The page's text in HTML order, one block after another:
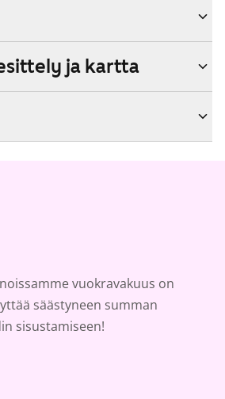
ja kartta
vuokravakuus on
säästyneen summan
sisustamiseen!